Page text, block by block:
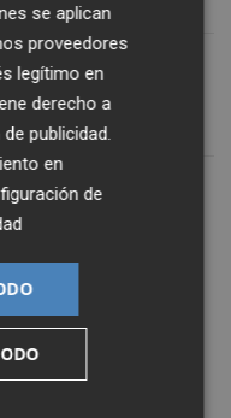
BODEGAS
se aplican
proveedores
legítimo en
derecho a
publicidad
en
de